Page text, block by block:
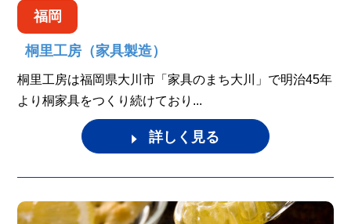
福岡
桐里工房（家具製造）
桐里工房は福岡県大川市「家具のまち大川」で明治45年
より桐家具をつくり続けており...
詳しく見る